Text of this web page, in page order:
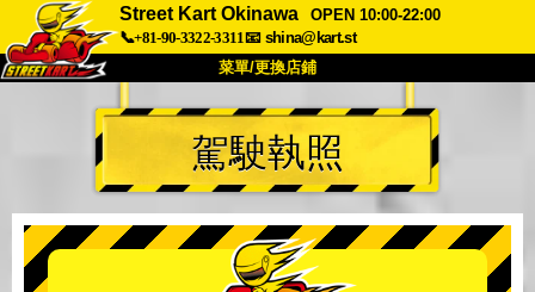
Street Kart Okinawa
OPEN 10:00-22:00
📞+81-90-3322-3311📧 shina@kart.st
菜單/更換店鋪
首頁
關於 規格 價格
公司 預訂
更換店鋪
駕駛執照